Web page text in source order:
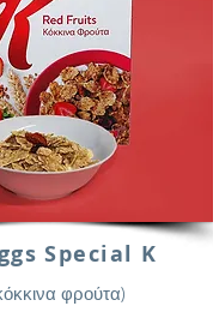
Special K
φρούτα)